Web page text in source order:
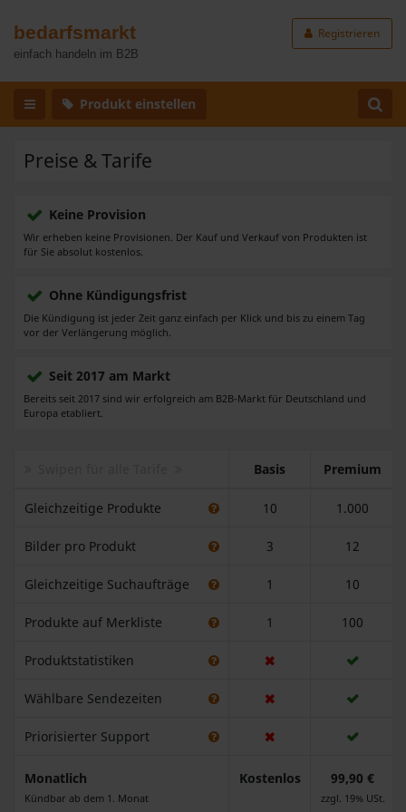
bedarfsmarkt
einfach handeln im B2B
Registrieren
Produkt einstellen
Preise & Tarife
Keine Provision
Wir erheben keine Provisionen. Der Kauf und Verkauf von Produkten ist
für Sie absolut kostenlos.
Ohne Kündigungsfrist
Die Kündigung ist jeder Zeit ganz einfach per Klick und bis zu einem Tag
vor der Verlängerung möglich.
Seit 2017 am Markt
Bereits seit 2017 sind wir erfolgreich am B2B-Markt für Deutschland und
Europa etabliert.
Basis Premium
Gleichzeitige Produkte 10 1.000
Bilder pro Produkt 3 12
Gleichzeitige Suchaufträge 1 10
Produkte auf Merkliste 1 100
Produktstatistiken
Wählbare Sendezeiten
Priorisierter Support
Monatlich
Kündbar ab dem 1. Monat
Kostenlos 99,90 €
zzgl. 19% USt.